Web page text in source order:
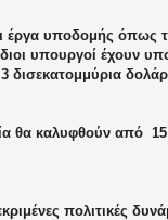
έργα υποδομής όπως
υπουργοί έχουν
δισεκατομμύρια
θα καλυφθούν από
πολιτικές